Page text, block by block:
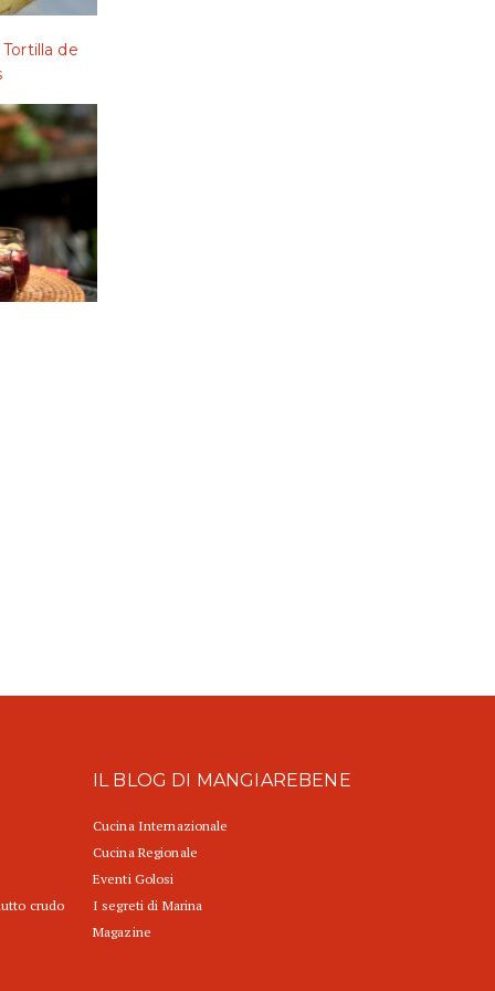
de
crudo
IL BLOG DI MANGIAREBENE
Cucina Internazionale
Cucina Regionale
Eventi Golosi
I segreti di Marina
Magazine